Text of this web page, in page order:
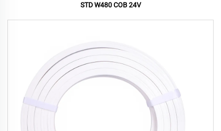
STD W480 COB 24V